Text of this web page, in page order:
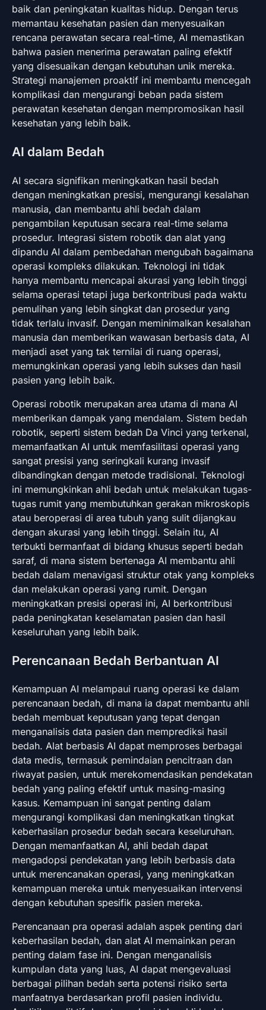
baik dan peningkatan kualitas hidup. Dengan terus
memantau kesehatan pasien dan menyesuaikan
rencana perawatan secara real-time, AI memastikan
bahwa pasien menerima perawatan paling efektif
yang disesuaikan dengan kebutuhan unik mereka.
Strategi manajemen proaktif ini membantu mencegah
komplikasi dan mengurangi beban pada sistem
perawatan kesehatan dengan mempromosikan hasil
kesehatan yang lebih baik.
AI dalam Bedah
AI secara signifikan meningkatkan hasil bedah
dengan meningkatkan presisi, mengurangi kesalahan
manusia, dan membantu ahli bedah dalam
pengambilan keputusan secara real-time selama
prosedur. Integrasi sistem robotik dan alat yang
dipandu AI dalam pembedahan mengubah bagaimana
operasi kompleks dilakukan. Teknologi ini tidak
hanya membantu mencapai akurasi yang lebih tinggi
selama operasi tetapi juga berkontribusi pada waktu
pemulihan yang lebih singkat dan prosedur yang
tidak terlalu invasif. Dengan meminimalkan kesalahan
manusia dan memberikan wawasan berbasis data, AI
menjadi aset yang tak ternilai di ruang operasi,
memungkinkan operasi yang lebih sukses dan hasil
pasien yang lebih baik.
Operasi robotik merupakan area utama di mana AI
memberikan dampak yang mendalam. Sistem bedah
robotik, seperti sistem bedah Da Vinci yang terkenal,
memanfaatkan AI untuk memfasilitasi operasi yang
sangat presisi yang seringkali kurang invasif
dibandingkan dengan metode tradisional. Teknologi
ini memungkinkan ahli bedah untuk melakukan tugas-
tugas rumit yang membutuhkan gerakan mikroskopis
atau beroperasi di area tubuh yang sulit dijangkau
dengan akurasi yang lebih tinggi. Selain itu, AI
terbukti bermanfaat di bidang khusus seperti bedah
saraf, di mana sistem bertenaga AI membantu ahli
bedah dalam menavigasi struktur otak yang kompleks
dan melakukan operasi yang rumit. Dengan
meningkatkan presisi operasi ini, AI berkontribusi
pada peningkatan keselamatan pasien dan hasil
keseluruhan yang lebih baik.
Perencanaan Bedah Berbantuan AI
Kemampuan AI melampaui ruang operasi ke dalam
perencanaan bedah, di mana ia dapat membantu ahli
bedah membuat keputusan yang tepat dengan
menganalisis data pasien dan memprediksi hasil
bedah. Alat berbasis AI dapat memproses berbagai
data medis, termasuk pemindaian pencitraan dan
riwayat pasien, untuk merekomendasikan pendekatan
bedah yang paling efektif untuk masing-masing
kasus. Kemampuan ini sangat penting dalam
mengurangi komplikasi dan meningkatkan tingkat
keberhasilan prosedur bedah secara keseluruhan.
Dengan memanfaatkan AI, ahli bedah dapat
mengadopsi pendekatan yang lebih berbasis data
untuk merencanakan operasi, yang meningkatkan
kemampuan mereka untuk menyesuaikan intervensi
dengan kebutuhan spesifik pasien mereka.
Perencanaan pra operasi adalah aspek penting dari
keberhasilan bedah, dan alat AI memainkan peran
penting dalam fase ini. Dengan menganalisis
kumpulan data yang luas, AI dapat mengevaluasi
berbagai pilihan bedah serta potensi risiko serta
manfaatnya berdasarkan profil pasien individu.